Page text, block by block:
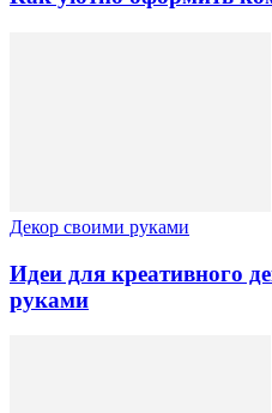
Декор своими руками
Идеи для креативного
руками